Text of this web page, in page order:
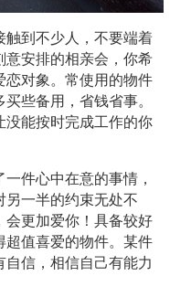
触到不少人，不要端着
安排的相亲会，你希
对象。常使用的物件
些备用，省钱省事。
没能按时完成工作的你
一件心中在意的事情，
一半的约束无处不
更加爱你！具备较好
值喜爱的物件。某件
信，相信自己有能力